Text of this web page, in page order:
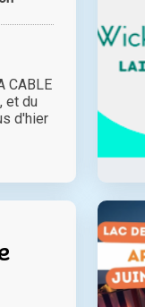
CABLE
et du
d'hier